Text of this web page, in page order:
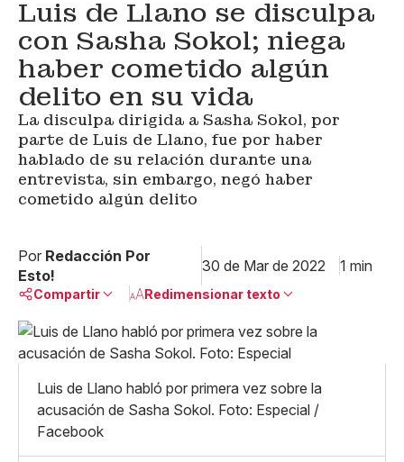
Luis de Llano se disculpa
con Sasha Sokol; niega
haber cometido algún
delito en su vida
La disculpa dirigida a Sasha Sokol, por
parte de Luis de Llano, fue por haber
hablado de su relación durante una
entrevista, sin embargo, negó haber
cometido algún delito
Por Redacción Por
Esto!
30 de Mar de 2022 1 min
Compartir
Linkedin
X
Whatsapp
Copiar enlace
Redimensionar texto
Pequeño
Mediano
Grande
Luis de Llano habló por primera vez sobre la
acusación de Sasha Sokol. Foto: Especial /
Facebook